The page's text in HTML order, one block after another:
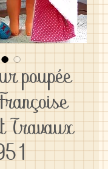
poupée
Travaux